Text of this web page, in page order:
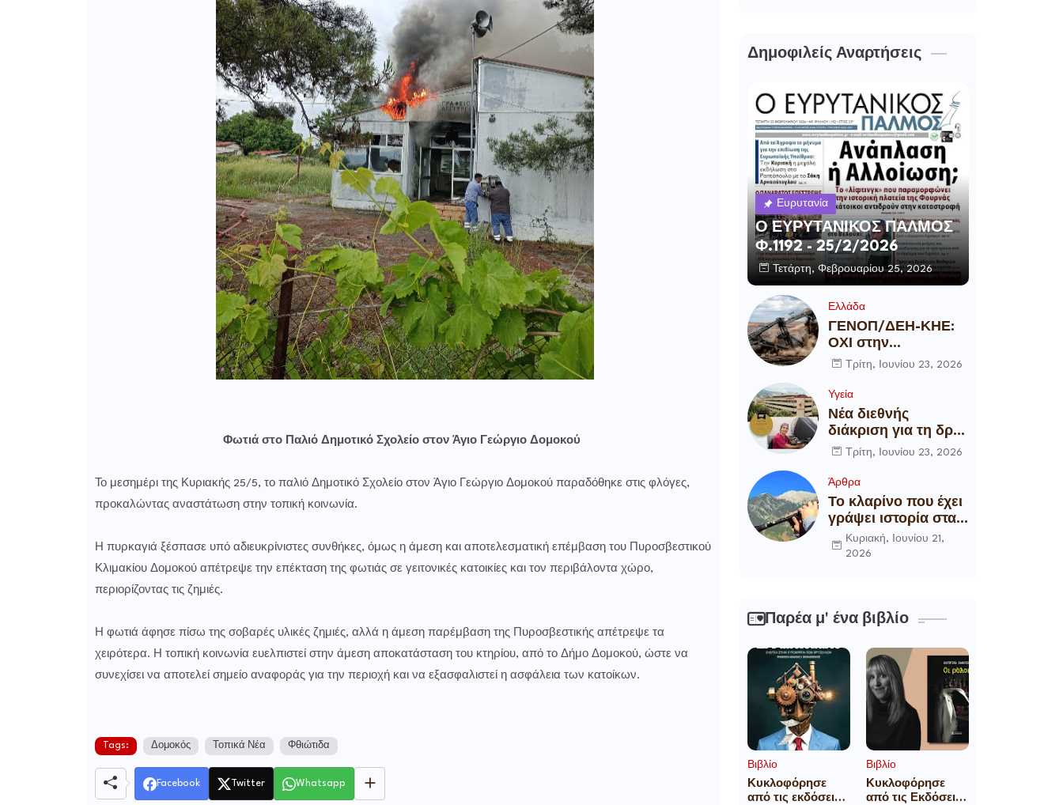
Φωτιά στο Παλιό Δημοτικό Σχολείο στον Άγιο Γεώργιο Δομοκού
Το μεσημέρι της Κυριακής 25/5, το παλιό Δημοτικό Σχολείο στον Άγιο Γεώργιο Δομοκού παραδόθηκε στις φλόγες,
προκαλώντας αναστάτωση στην τοπική κοινωνία.
Η πυρκαγιά ξέσπασε υπό αδιευκρίνιστες συνθήκες, όμως η άμεση και αποτελεσματική επέμβαση του Πυροσβεστικού
Κλιμακίου Δομοκού απέτρεψε την επέκταση της φωτιάς σε γειτονικές κατοικίες και τον περιβάλοντα χώρο,
περιορίζοντας τις ζημιές.
Η φωτιά άφησε πίσω της σοβαρές υλικές ζημιές, αλλά η άμεση παρέμβαση της Πυροσβεστικής απέτρεψε τα
χειρότερα. Η τοπική κοινωνία ευελπιστεί στην άμεση αποκατάσταση του κτηρίου, από το Δήμο Δομοκού, ώστε να
συνεχίσει να αποτελεί σημείο αναφοράς για την περιοχή και να εξασφαλιστεί η ασφάλεια των κατοίκων.
Tags: Δομοκός Τοπικά Νέα Φθιώτιδα
Facebook Twitter Whatsapp
Δημοφιλείς Αναρτήσεις
Ευρυτανία
Ο ΕΥΡΥΤΑΝΙΚΟΣ ΠΑΛΜΟΣ
Φ.1192 - 25/2/2026
Τετάρτη, Φεβρουαρίου 25, 2026
Ελλάδα
ΓΕΝΟΠ/ΔΕΗ-ΚΗΕ:
ΟΧΙ στην
αποξήλωση των
υποδομών της
χώρας
Τρίτη, Ιουνίου 23, 2026
Υγεία
Νέα διεθνής
διάκριση για τη δρ
Θάλεια
Διευθύντρια
Xειρουργό του
Metropolitan
General
Τρίτη, Ιουνίου 23, 2026
Άρθρα
Το κλαρίνο που έχει
γράψει ιστορία στα
χωριά της Ρούμελης
Κυριακή, Ιουνίου 21,
2026
Παρέα μ' ένα βιβλίο
Βιβλίο
Κυκλοφόρησε
από τις εκδόσεις
Βιβλίο
Κυκλοφόρησε
από τις Εκδόσεις